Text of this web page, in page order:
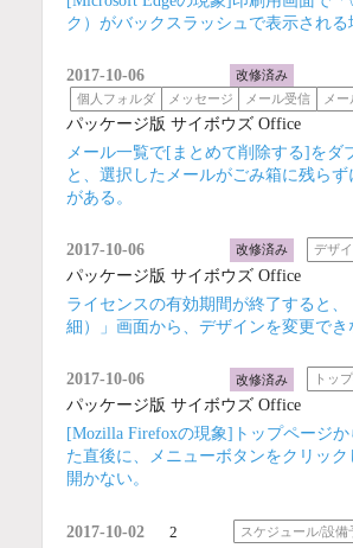
ク）がバックスラッシュで表示される
2017-10-06
改修済み
個人フォルダ
メッセージ メール受信 メ
パッケージ版 サイボウズ Office
メール一覧で[まとめて削除する]をダ
と、選択したメールがごみ箱に残ら
がある。
2017-10-06 改修済み デザ
パッケージ版 サイボウズ Office
ライセンスの有効期間が終了すると
細）」画面から、デザインを変更でき
2017-10-06 改修済み トッ
パッケージ版 サイボウズ Office
[Mozilla Firefoxの現象]トップページ
た直後に、メニューボタンをクリッ
開かない。
2017-10-02 2 スケジュール/設備